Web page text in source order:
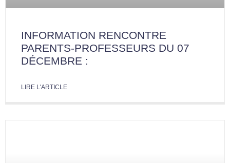
INFORMATION RENCONTRE
PARENTS-PROFESSEURS DU 07
DÉCEMBRE :
LIRE L'ARTICLE